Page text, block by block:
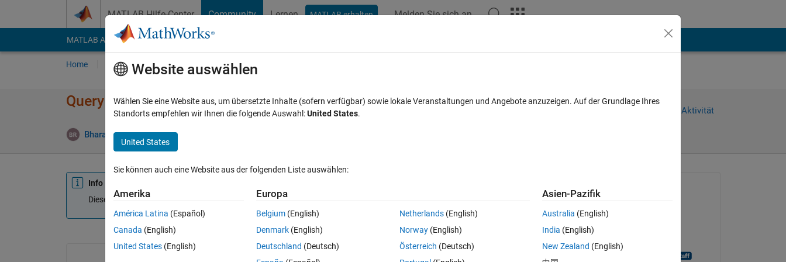
MATLAB Hilfe-Center Community Lernen MATLAB erhalten Melden Sie sich an
MATLAB Answers File Exchange Cody
Home Fragen Antworten Durchsuchen
Query regarding solving differential equation
Bharath Ram 24 Mai 2018
Anmelden, um Aktivität
Info
Diese Frage ist geschlossen. Öffnen Sie sie erneut, um sie zu bearbeiten oder zu beantworten.
Gefragt:
am 24 Mai 2018
Geschlossen:
Website auswählen
Wählen Sie eine Website aus, um übersetzte Inhalte (sofern verfügbar) sowie lokale Veranstaltungen und Angebote anzuzeigen. Auf der Grundlage Ihres
Standorts empfehlen wir Ihnen die folgende Auswahl:United States.
United States
Sie können auch eine Website aus der folgenden Liste auswählen:
Amerika
América Latina (Español)
Canada (English)
United States (English)
Europa
Belgium (English)
Denmark (English)
Deutschland (Deutsch)
Netherlands(English)
Norway(English)
Österreich (Deutsch)
Asien-Pazifik
Australia (English)
India (English)
New Zealand (English)